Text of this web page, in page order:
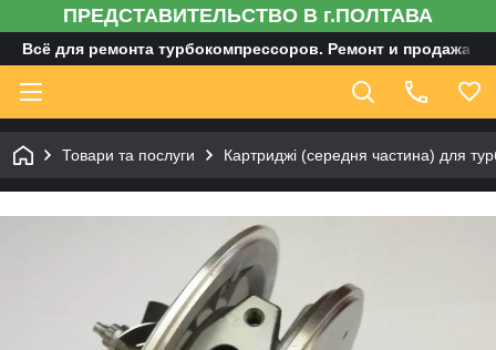
ПРЕДСТАВИТЕЛЬСТВО В г.ПОЛТАВА
Всё для ремонта турбокомпрессоров. Ремонт и продажа
Товари та послуги Картриджі (середня частина) для